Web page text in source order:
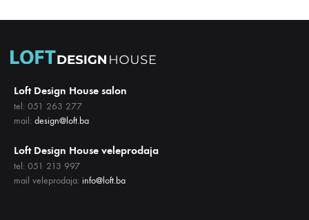
Loft Design House salon
tel: 051 263 277
mail: design@loft.ba
Loft Design House veleprodaja
tel: 051 213 997
mail veleprodaja: info@loft.ba